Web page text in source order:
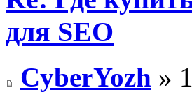
для SEO
CyberYozh »